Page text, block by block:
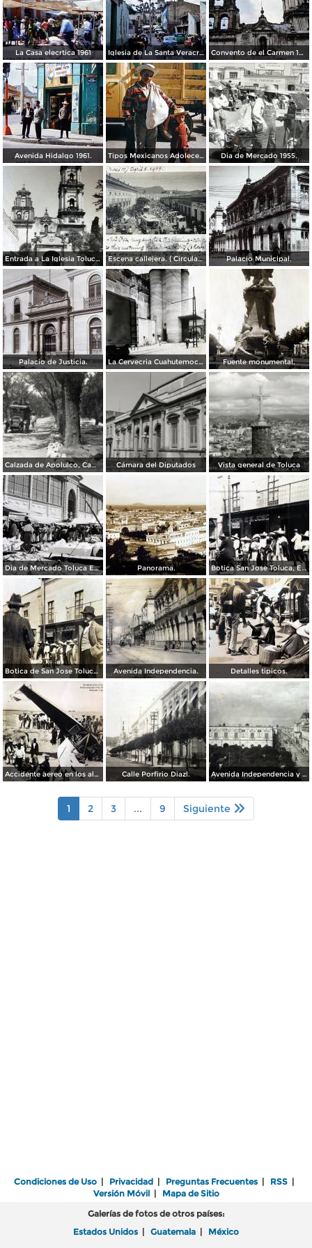
La Casa elecrtica 1961 Iglesia de La Santa Veracruz 1961 Convento de el Carmen 1961.
Avenida Hidalgo 1961. Tipos Mexicanos Adolecente 1961. Dia de Mercado 1955.
Entrada a La Iglesia Toluca, Edo de México 1955. Escena callejera. ( Circulada el 8 de Abril de 1908 ). Palacio Municipal.
Palacio de Justicia. La Cervecria Cuahutemoc en Toluca, Edo de México ( Fechada el 2 de Mayo de 1957 ). Fuente monumental.
Calzada de Apolulco, Camino Toluca - Ciudad de México Cámara del Diputados Vista general de Toluca
Dia de Mercado Toluca Estado de México. Panorama. Botica San Jose Toluca, Edo de México 1909.
Botica de San Jose Toluca, Edo de México 1909. Avenida Independencia. Detalles tipicos.
Accidente aereo en los alrededores de Toluca acaecido el dia 28 de Marzo de 1928 Muriendo 3 Americanos. Calle Porfirio Diazl. Avenida Independencia y Jardin de Los martires.
1 2 3 ... 9 Siguiente
Condiciones de Uso | Privacidad | Preguntas Frecuentes | RSS |
Versión Móvil| Mapa de Sitio
Galerías de fotos de otros países:
Estados Unidos | Guatemala | México